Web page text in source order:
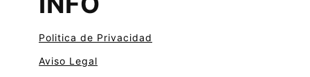
Politica de Privacidad
Aviso Legal